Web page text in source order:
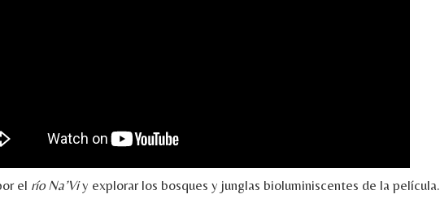
el río Na’Viy explorar los bosques y junglas bioluminiscentes de la película.